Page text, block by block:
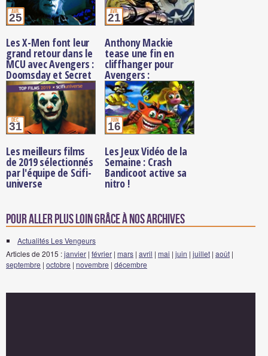
avr.
25
Les X-Men font leur
grand retour dans le
MCU avec Avengers :
Doomsday et Secret
Wars
avr.
21
Anthony Mackie
tease une fin en
cliffhanger pour
Avengers :
Doomsday,
‘Personne n’est à
l’abri’
déc.
31
Les meilleurs films
de 2019 sélectionnés
par l'équipe de Scifi-
universe
juin
16
Les Jeux Vidéo de la
Semaine : Crash
Bandicoot active sa
nitro !
Pour aller plus loin grâce à nos archives
Actualités Les Vengeurs
Articles de 2015 :janvier | février | mars | avril | mai | juin | juillet | août |
septembre | octobre | novembre | décembre